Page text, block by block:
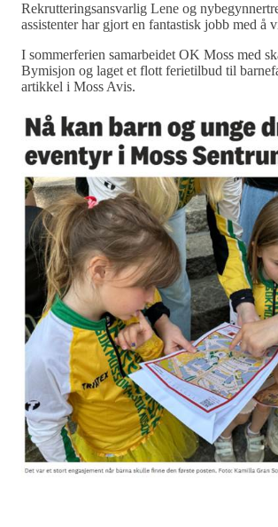
Rekrutteringsansvarlig Lene og
assistenter har gjort en fantastisk jobb med å
I sommerferien samarbeidet OK Moss med
Bymisjon og laget et flott ferietilbud til
artikkel i Moss Avis.